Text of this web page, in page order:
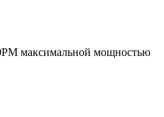
максимальной мощностью